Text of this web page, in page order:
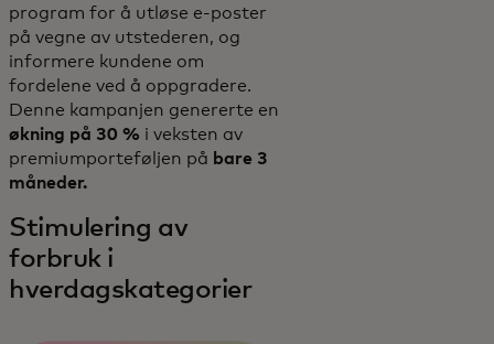
program for å utløse e-poster
på vegne av utstederen, og
informere kundene om
fordelene ved å oppgradere.
Denne kampanjen genererte en
økning på 30 % i veksten av
premiumporteføljen på bare 3
måneder.
Stimulering av
forbruk i
hverdagskategorier